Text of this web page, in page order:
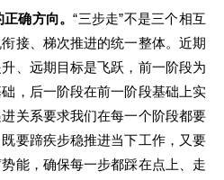
正确方向。“三步走”不是三个相互
接、梯次推进的统一整体。近期
、远期目标是飞跃，前一阶段为
，后一阶段在前一阶段基础上实
关系要求我们在每一个阶段都要
要蹄疾步稳推进当下工作，又要
能，确保每一步都踩在点上、走